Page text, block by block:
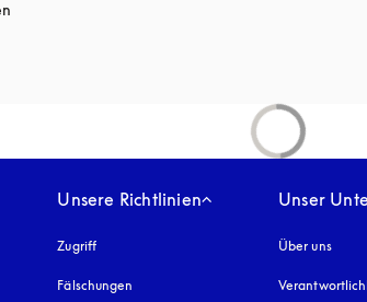
Unsere Richtlinien
Zugriff öffnet sich in einem neuen Tab
Fälschungen öffnet sich in einem neuen Tab
Unser
Über uns